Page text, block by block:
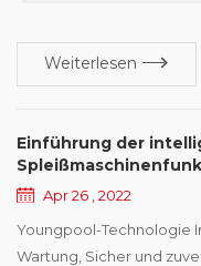
Weiterlesen
Einführung der
Apr 26 , 2022
Youngpool-Technologie
Wartung, Sicher und